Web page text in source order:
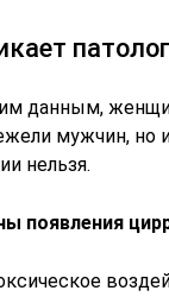
данным,
мужчин, но
нельзя.
появления